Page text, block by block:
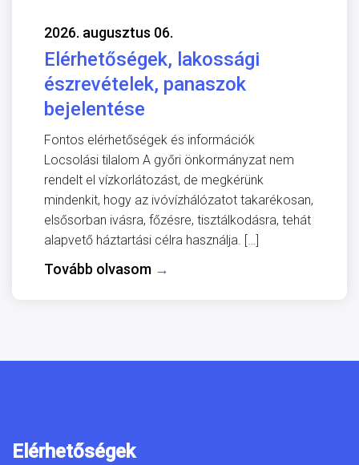
2026. augusztus 06.
Elérhetőségek, lakossági
észrevételek, panaszok
bejelentése
Fontos elérhetőségek és információk
Locsolási tilalom A győri önkormányzat nem
rendelt el vízkorlátozást, de megkérünk
mindenkit, hogy az ivóvízhálózatot takarékosan,
elsősorban ivásra, főzésre, tisztálkodásra, tehát
alapvető háztartási célra használja. […]
Tovább olvasom →
Elérhetőségek